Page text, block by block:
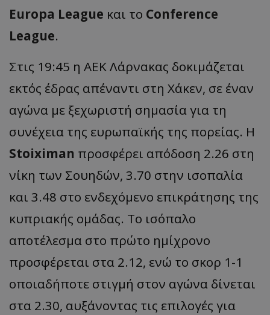
Europa League και το Conference
League.
Στις 19:45 η ΑΕΚ Λάρνακας δοκιμάζεται
εκτός έδρας απέναντι στη Χάκεν, σε έναν
αγώνα με ξεχωριστή σημασία για τη
συνέχεια της ευρωπαϊκής της πορείας. Η
Stoiximan προσφέρει απόδοση 2.26 στη
νίκη των Σουηδών, 3.70 στην ισοπαλία
και 3.48 στο ενδεχόμενο επικράτησης της
κυπριακής ομάδας. Το ισόπαλο
αποτέλεσμα στο πρώτο ημίχρονο
προσφέρεται στα 2.12, ενώ το σκορ 1-1
οποιαδήποτε στιγμή στον αγώνα δίνεται
στα 2.30, αυξάνοντας τις επιλογές για